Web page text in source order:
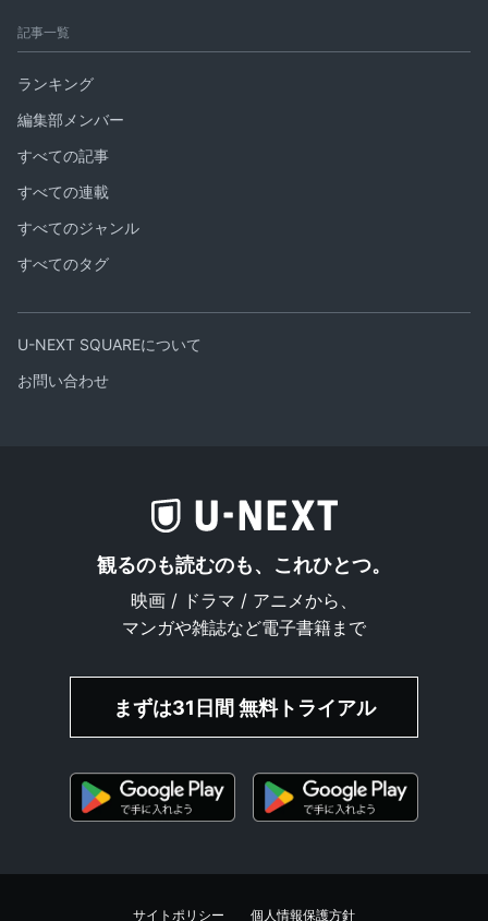
記事一覧
ランキング
編集部メンバー
すべての記事
すべての連載
すべてのジャンル
すべてのタグ
U-NEXT SQUAREについて
お問い合わせ
観るのも読むのも、これひとつ。
映画 / ドラマ / アニメから、
マンガや雑誌など電子書籍まで
まずは31日間 無料トライアル
サイトポリシー 個人情報保護方針